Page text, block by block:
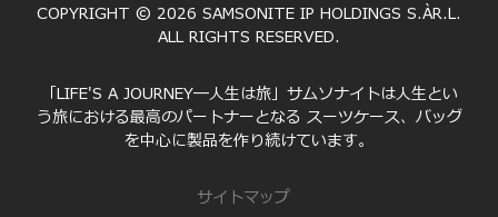
COPYRIGHT © 2026 SAMSONITE IP HOLDINGS S.ÀR.L.
ALL RIGHTS RESERVED.
「LIFE'S A JOURNEY―人生は旅」サムソナイトは人生とい
う旅における最高のパートナーとなる スーツケース、バッグ
を中心に製品を作り続けています。
サイトマップ